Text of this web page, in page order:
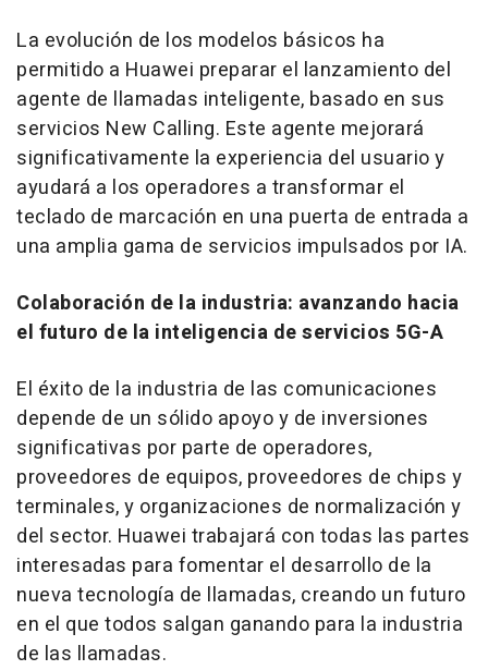
La evolución de los modelos básicos ha
permitido a Huawei preparar el lanzamiento del
agente de llamadas inteligente, basado en sus
servicios New Calling. Este agente mejorará
significativamente la experiencia del usuario y
ayudará a los operadores a transformar el
teclado de marcación en una puerta de entrada a
una amplia gama de servicios impulsados por IA.
Colaboración de la industria: avanzando hacia
el futuro de la inteligencia de servicios 5G-A
El éxito de la industria de las comunicaciones
depende de un sólido apoyo y de inversiones
significativas por parte de operadores,
proveedores de equipos, proveedores de chips y
terminales, y organizaciones de normalización y
del sector. Huawei trabajará con todas las partes
interesadas para fomentar el desarrollo de la
nueva tecnología de llamadas, creando un futuro
en el que todos salgan ganando para la industria
de las llamadas.